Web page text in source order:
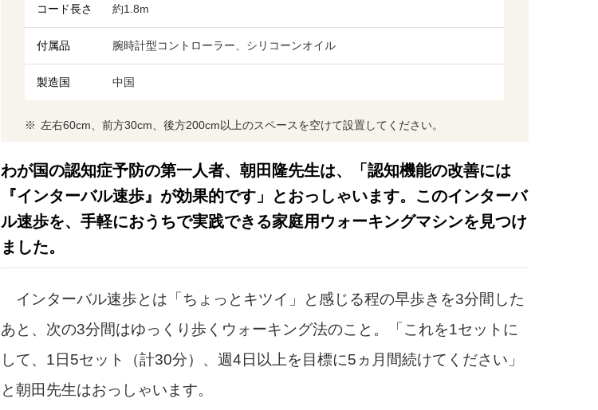
コード長さ 約1.8m
付属品 腕時計型コントローラー、シリコーンオイル
製造国 中国
左右60cm、前方30cm、後方200cm以上のスペースを空けて設置してください。
わが国の認知症予防の第一人者、朝田隆先生は、「認知機能の改善には
『インターバル速歩』が効果的です」とおっしゃいます。このインターバ
ル速歩を、手軽におうちで実践できる家庭用ウォーキングマシンを見つけ
ました。
インターバル速歩とは「ちょっとキツイ」と感じる程の早歩きを3分間した
あと、次の3分間はゆっくり歩くウォーキング法のこと。「これを1セットに
して、1日5セット（計30分）、週4日以上を目標に5ヵ月間続けてください」
と朝田先生はおっしゃいます。